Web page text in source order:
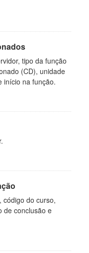
tipo da função
(CD), unidade
início na função.
código do curso,
de conclusão e